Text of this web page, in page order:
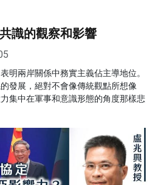
識的觀察和影響
明兩岸關係中務實主義佔主導地位。
發展，絕對不會像傳統觀點所想像
集中在軍事和意識形態的角度那樣悲